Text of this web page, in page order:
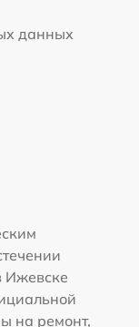
данных
Ижевске
на ремонт,